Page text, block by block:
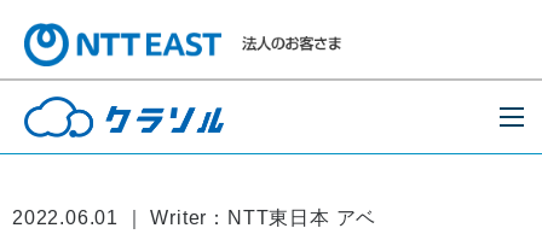
2022.06.01 ｜ Writer：NTT東日本 アベ